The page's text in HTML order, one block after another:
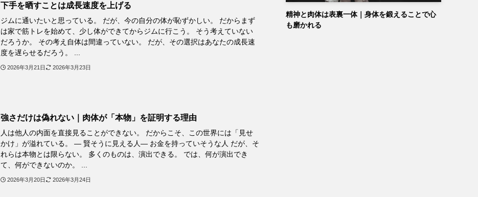
下手を晒すことは成長速度を上げる
ジムに通いたいと思っている。 だが、今の自分の体が恥ずかしい。 だからまず
は家で筋トレを始めて、少し体ができてからジムに行こう。 そう考えていない
だろうか。 その考え自体は間違っていない。 だが、その選択はあなたの成長速
度を遅らせるだろう。 ...
2026年3月21日 2026年3月23日
強さだけは偽れない｜肉体が「本物」を証明する理由
人は他人の内面を直接見ることができない。 だからこそ、この世界には「見せ
かけ」が溢れている。 ― 賢そうに見える人― お金を持っていそうな人 だが、そ
れらは本物とは限らない。 多くのものは、演出できる。 では、何が演出でき
て、何ができないのか。 ...
2026年3月20日 2026年3月24日
精神と肉体は表裏一体｜身体を鍛えることで心
も磨かれる